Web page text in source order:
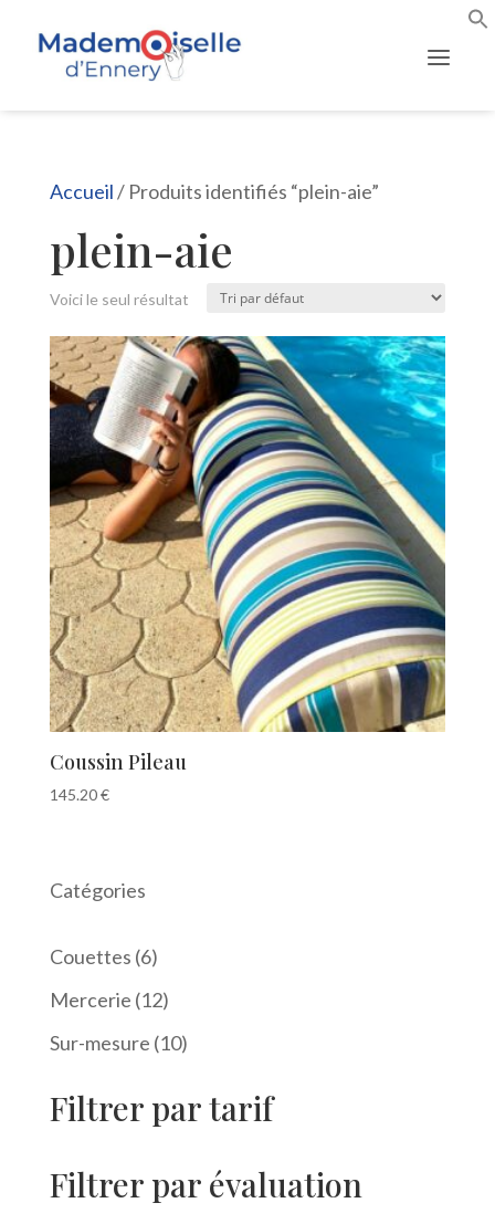
Accueil/ Produits identifiés “plein-aie”
plein-aie
Voici le seul résultat
Coussin Pileau
145.20€
Catégories
Couettes 66
produits
Mercerie 1212
produits
Sur-mesure 1010
Filtrer par tarif
Filtrer par évaluation